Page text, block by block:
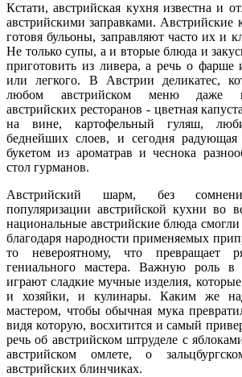
Кстати, австрийская кухня известна и
австрийскими заправками. Австрийские
готовя бульоны, заправляют часто их и
Не только супы, а и вторые блюда и
приготовить из ливера, а речь о фарше
или легкого. В Австрии деликатес,
любом австрийском меню даже
австрийских ресторанов - цветная
на вине, картофельный гуляш,
беднейших слоев, и сегодня
букетом из ароматрав и чеснока
стол гурманов.
Австрийский шарм, без
популяризации австрийской кухни во
национальные австрийские блюда смогли
благодаря народности применяемых
то невероятному, что превращает
гениального мастера. Важную роль в
играют сладкие мучные изделия,
и хозяйки, и кулинары. Каким же
мастером, чтобы обычная мука
видя которую, восхитится и самый
речь об австрийском штруделе с
австрийском омлете, о
австрийских блинчиках.